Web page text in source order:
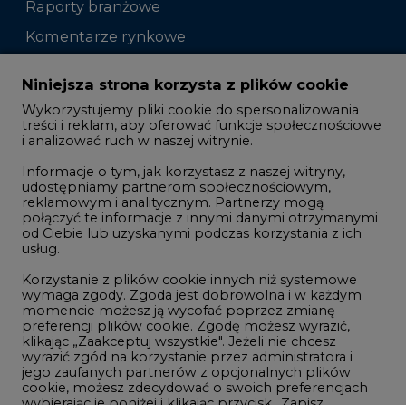
Raporty branżowe
Komentarze rynkowe
Zmiany kadrowe na rynku
Studio CIRE
Rozmowy o energetyce
Gospodarka
Geopolityka
LTE450
Innowacje i AI
Telekomunikacja i IT
Handel emisjami CO2
Wodór
Niniejsza strona korzysta z plików cookie
Wykorzystujemy pliki cookie do spersonalizowania
treści i reklam, aby oferować funkcje społecznościowe
i analizować ruch w naszej witrynie.
Informacje o tym, jak korzystasz z naszej witryny,
udostępniamy partnerom społecznościowym,
reklamowym i analitycznym. Partnerzy mogą
połączyć te informacje z innymi danymi otrzymanymi
od Ciebie lub uzyskanymi podczas korzystania z ich
usług.
Korzystanie z plików cookie innych niż systemowe
wymaga zgody. Zgoda jest dobrowolna i w każdym
momencie możesz ją wycofać poprzez zmianę
preferencji plików cookie. Zgodę możesz wyrazić,
klikając „Zaakceptuj wszystkie". Jeżeli nie chcesz
wyrazić zgód na korzystanie przez administratora i
jego zaufanych partnerów z opcjonalnych plików
cookie, możesz zdecydować o swoich preferencjach